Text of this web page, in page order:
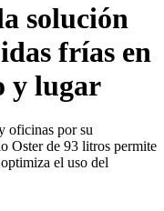
solución
frías en
y lugar
oficinas por su
Oster de 93 litros permite
el uso del